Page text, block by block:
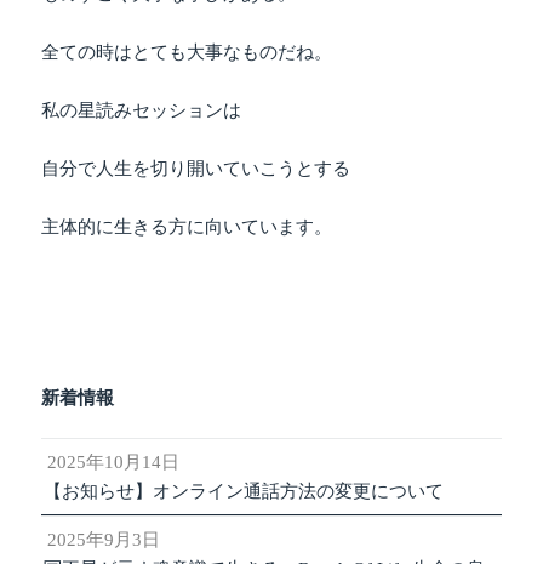
全ての時はとても大事なものだね。
私の星読みセッションは
自分で人生を切り開いていこうとする
主体的に生きる方に向いています。
新着情報
2025年10月14日
【お知らせ】オンライン通話方法の変更について
2025年9月3日